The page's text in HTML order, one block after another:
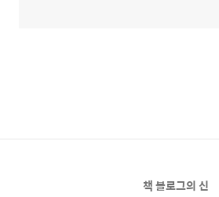
책 블로그의 신